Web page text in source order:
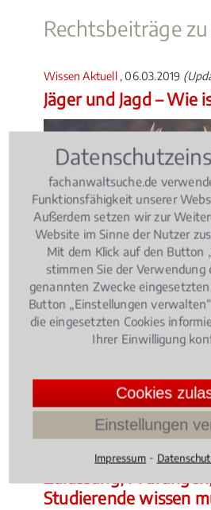
Rechtsbeiträge
Wissen Aktuell , 06.03.2019
Jäger und Jagd – Wie
Die Zahl der Jäger nimmt in
Ob Jagdunfälle, Schäden bei
Entzug des Waffenscheins –
Herausforderung.
Bewertungen)
Wissen Aktuell, 05.02.2021
Zulassung,
Studierende wissen
fachanwaltsuche.de
Funktionsfähigkeit unserer
Außerdem setzen wir zur
Website im Sinne der Nutzer
Mit dem Klick auf den Button
stimmen Sie der Verwendung
genannten Zwecke eingesetzten
Button „Einstellungen
die eingesetzten Cookies
Ihrer Einwilligung
Cookies
Einstellungen
Impressum ⁃